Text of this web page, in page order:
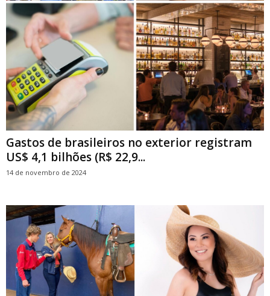
Gastos de brasileiros no exterior registram
US$ 4,1 bilhões (R$ 22,9...
14 de novembro de 2024